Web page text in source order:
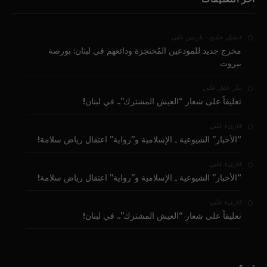
فضيل حمّود - باريس على
مخرج جديد للمودعين المُحتجزة ودائعهم في لبنان: بورصة
بيروت
بيار عقل على
تعليقاً على شعار “العيش المشترك”.. في لبنان!
قارىء على
“الأخبار” الشيوعية ـ الإسلامية و”رواية” اعتقال رياض سلامة!
قارىء على
“الأخبار” الشيوعية ـ الإسلامية و”رواية” اعتقال رياض سلامة!
قارىء على
تعليقاً على شعار “العيش المشترك”.. في لبنان!